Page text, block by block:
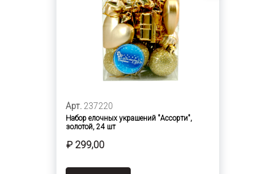
Арт. 237220
Набор елочных украшений "Ассорти",
золотой, 24 шт
₽ 299,00